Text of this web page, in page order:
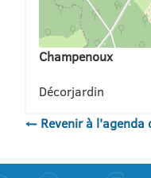
Champenoux
Décorjardin
← Revenir à l'agenda